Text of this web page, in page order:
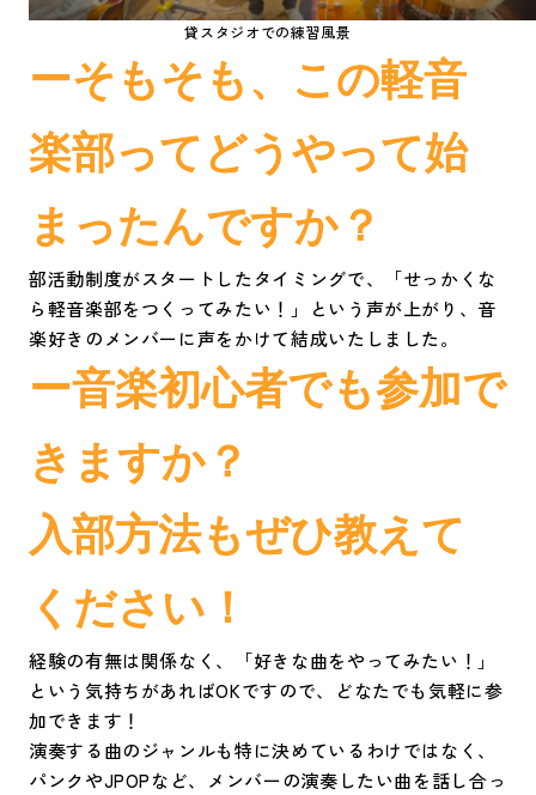
貸スタジオでの練習風景
ーそもそも、この軽音
楽部ってどうやって始
まったんですか？
部活動制度がスタートしたタイミングで、「せっかくな
ら軽音楽部をつくってみたい！」という声が上がり、音
楽好きのメンバーに声をかけて結成いたしました。
ー音楽初心者でも参加で
きますか？
入部方法もぜひ教えて
ください！
経験の有無は関係なく、「好きな曲をやってみたい！」
という気持ちがあればOKですので、どなたでも気軽に参
加できます！
演奏する曲のジャンルも特に決めているわけではなく、
パンクやJPOPなど、メンバーの演奏したい曲を話し合っ